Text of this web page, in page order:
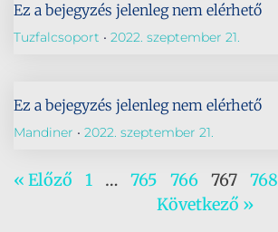
Ez a bejegyzés jelenleg nem elérhető
Tuzfalcsoport 2022. szeptember 21.
Ez a bejegyzés jelenleg nem elérhető
Mandiner 2022. szeptember 21.
« Előző 1 … 765 766 767 768
Következő »